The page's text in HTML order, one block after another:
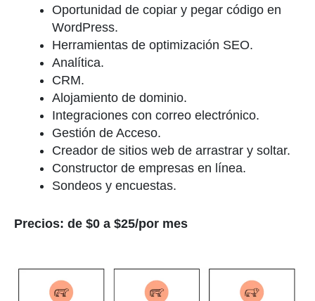
Oportunidad de copiar y pegar código en
WordPress.
Herramientas de optimización SEO.
Analítica.
CRM.
Alojamiento de dominio.
Integraciones con correo electrónico.
Gestión de Acceso.
Creador de sitios web de arrastrar y soltar.
Constructor de empresas en línea.
Sondeos y encuestas.
Precios: de $0 a $25/por mes